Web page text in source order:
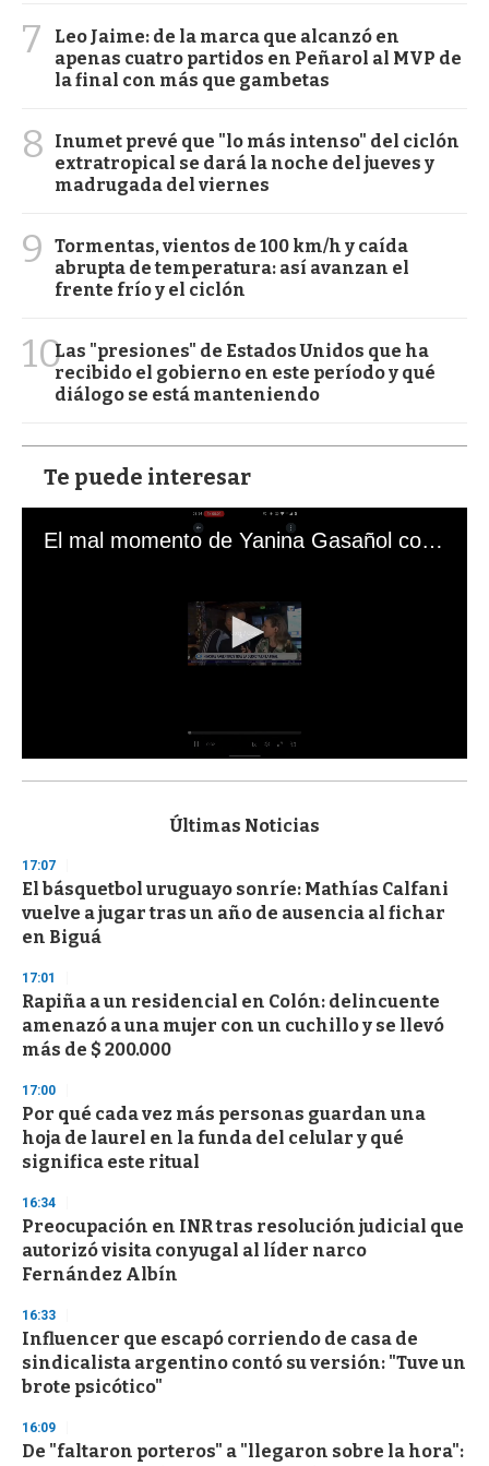
7
Leo Jaime: de la marca que alcanzó en
apenas cuatro partidos en Peñarol al MVP de
la final con más que gambetas
8
Inumet prevé que "lo más intenso" del ciclón
extratropical se dará la noche del jueves y
madrugada del viernes
9
Tormentas, vientos de 100 km/h y caída
abrupta de temperatura: así avanzan el
frente frío y el ciclón
10Las "presiones" de Estados Unidos que ha
recibido el gobierno en este período y qué
diálogo se está manteniendo
Te puede interesar
El mal momento de Yanina Gasañol con un hincha argentino en "Subrayado"
s
d
s
o
f
3
s
e
c
o
n
Últimas Noticias
17:07
El básquetbol uruguayo sonríe: Mathías Calfani
vuelve a jugar tras un año de ausencia al fichar
en Biguá
17:01
Rapiña a un residencial en Colón: delincuente
amenazó a una mujer con un cuchillo y se llevó
más de $ 200.000
17:00
Por qué cada vez más personas guardan una
hoja de laurel en la funda del celular y qué
significa este ritual
16:34
Preocupación en INR tras resolución judicial que
autorizó visita conyugal al líder narco
Fernández Albín
16:33
Influencer que escapó corriendo de casa de
sindicalista argentino contó su versión: "Tuve un
brote psicótico"
16:09
De "faltaron porteros" a "llegaron sobre la hora":